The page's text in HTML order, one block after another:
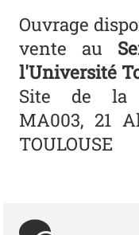
Ouvrage
vente au
l'Université
Site de la
MA003, 21
TOULOUSE